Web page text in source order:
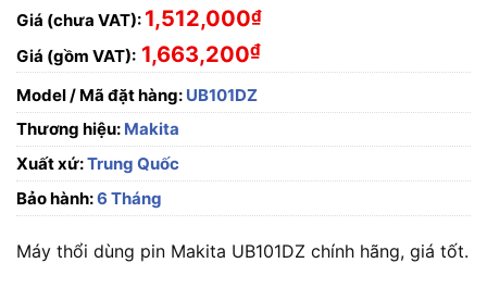
Giá (chưa VAT): 1,512,000₫
Giá (gồm VAT): 1,663,200₫
Model / Mã đặt hàng: UB101DZ
Thương hiệu: Makita
Xuất xứ:Trung Quốc
Bảo hành:6 Tháng
Máy thổi dùng pin Makita UB101DZ chính hãng, giá tốt.